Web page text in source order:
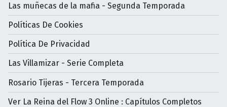
Las muñecas de la mafia - Segunda Temporada
Políticas De Cookies
Política De Privacidad
Las Villamizar - Serie Completa
Rosario Tijeras - Tercera Temporada
Ver La Reina del Flow 3 Online : Capítulos Completos